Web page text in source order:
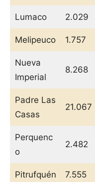
Lumaco 2.029
Melipeuco 1.757
Nueva
Imperial
8.268
Padre Las
Casas
21.067
Perquenc
o
2.482
Pitrufquén 7.555